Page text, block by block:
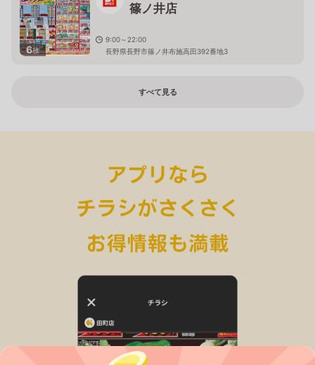
6枚
篠ノ井店
9:00～22:00
長野県長野市篠ノ井布施高田392番地3
すべて見る